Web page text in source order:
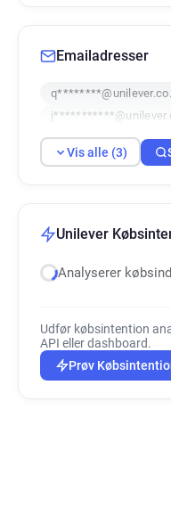
Emailadresser
Vis alle (3)
Unilever
Analyserer
Udfør købsintention
API eller dashboard.
Prøv